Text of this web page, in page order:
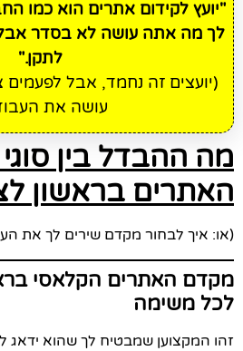
"יועץ לקידום אתרים הוא כמו
לך מה אתה עושה לא בסדר
לתקן."
(יועצים זה נחמד, אבל
עושה את
מה ההבדל בין
האתרים בראשון
(או: איך לבחור מקדם שירים לך את
מקדם האתרים הקלאסי
לכל משימה
זהו המקצוען שמבטיח לך שהוא ידאג